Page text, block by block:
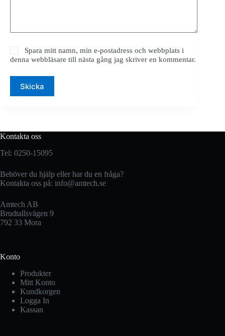
Spara mitt namn, min e-postadress och webbplats i
denna webbläsare till nästa gång jag skriver en kommentar.
Skicka
Kontakta oss
Tel: 0250-15095
Behöver du hjälp eller har du en fråga?
Kontakta oss på: info@amtech.se
Amtech AB
Brudtallsvägen 9
792 33 Mora
Konto
Produkter
Mitt Konto
Kundkorgen
Logga In
Kassan